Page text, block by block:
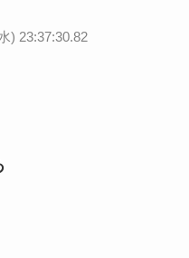
) 23:37:30.82